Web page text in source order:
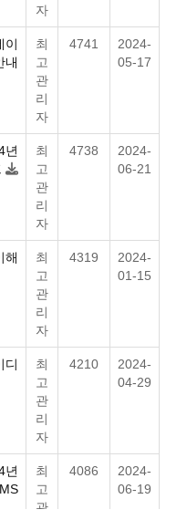
자
이
내
최
고
관
리
자
4741
2024-
05-17
년
최
고
관
리
자
4738
2024-
06-21
해
최
고
관
리
자
4319
2024-
01-15
디
최
고
관
리
자
4210
2024-
04-29
년
최
고
관
4086
2024-
06-19